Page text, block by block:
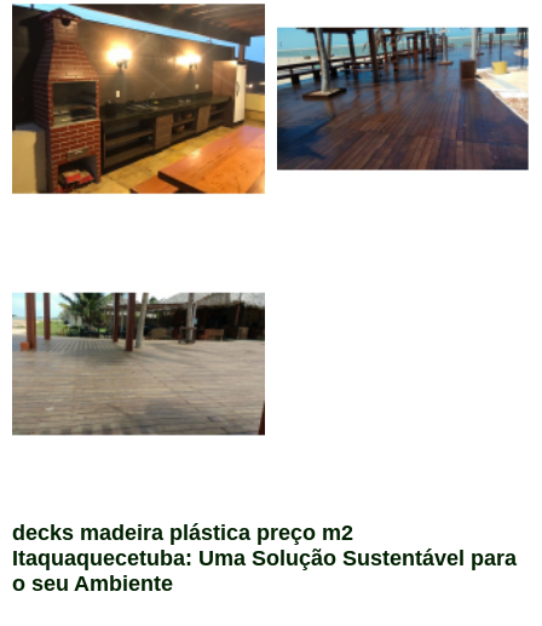
decks madeira plástica preço m2
Itaquaquecetuba: Uma Solução Sustentável para
o seu Ambiente